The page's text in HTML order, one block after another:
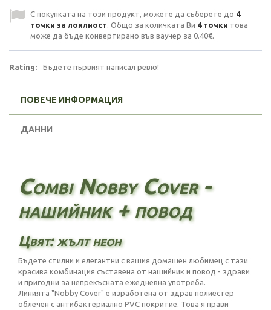
С покупката на този продукт, можете да съберете до 4
точки за лоялност. Общо за количката Ви 4точки това
може да бъде конвертирано във ваучер за 0.40€.
Rating: Бъдете първият написал ревю!
ПОВЕЧЕ ИНФОРМАЦИЯ
ДАННИ
Combi Nobby Cover -
нашийник + повод
Цвят: жълт неон
Бъдете стилни и елегантни с вашия домашен любимец с тази
красива комбинация съставена от нашийник и повод - здрави
и пригодни за непрекъсната ежедневна употреба.
Линията "Nobby Cover" е изработена от здрав полиестер
облечен с антибактериално PVC покритие. Това я прави